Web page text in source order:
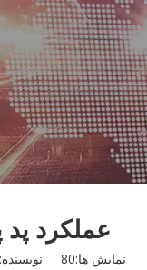
عملکرد
نمایش ها:80